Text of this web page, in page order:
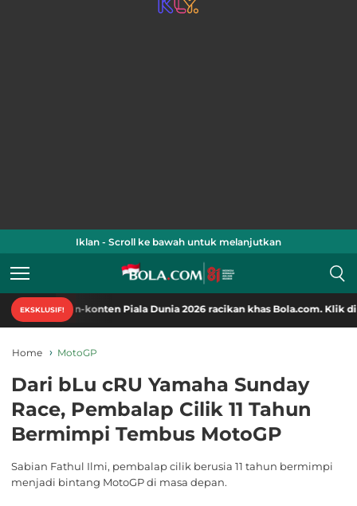
Iklan - Scroll ke bawah untuk melanjutkan
EKSKLUSIF!
konten Piala Dunia 2026 racikan khas Bola.com. Klik di sini!
Home MotoGP
Dari bLu cRU Yamaha Sunday
Race, Pembalap Cilik 11 Tahun
Bermimpi Tembus MotoGP
Sabian Fathul Ilmi, pembalap cilik berusia 11 tahun bermimpi
menjadi bintang MotoGP di masa depan.